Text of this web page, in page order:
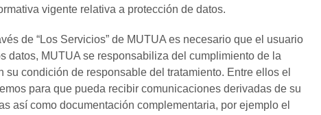
vigente relativa a protección de datos.
de “Los Servicios” de MUTUA es necesario que el usuario
datos, MUTUA se responsabiliza del cumplimiento de la
su condición de responsable del tratamiento. Entre ellos el
para que pueda recibir comunicaciones derivadas de su
así como documentación complementaria, por ejemplo el